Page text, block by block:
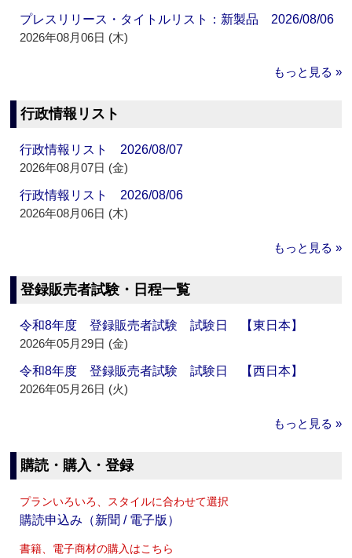
プレスリリース・タイトルリスト：新製品 2026/08/06
2026年08月06日 (木)
もっと見る »
行政情報リスト
行政情報リスト 2026/08/07
2026年08月07日 (金)
行政情報リスト 2026/08/06
2026年08月06日 (木)
もっと見る »
登録販売者試験・日程一覧
令和8年度 登録販売者試験 試験日 【東日本】
2026年05月29日 (金)
令和8年度 登録販売者試験 試験日 【西日本】
2026年05月26日 (火)
もっと見る »
購読・購入・登録
プランいろいろ、スタイルに合わせて選択
購読申込み（新聞 / 電子版）
書籍、電子商材の購入はこちら